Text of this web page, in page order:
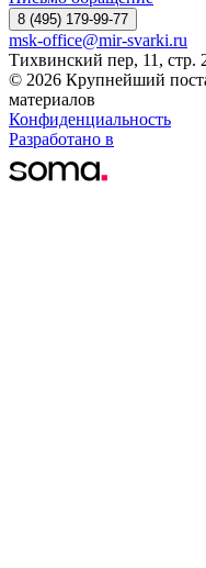
8 (495) 179-99-77
msk-office@mir-svarki.ru
Тихвинский пер, 11, стр.
© 2026 Крупнейший
материалов
Конфиденциальность
Разработано в